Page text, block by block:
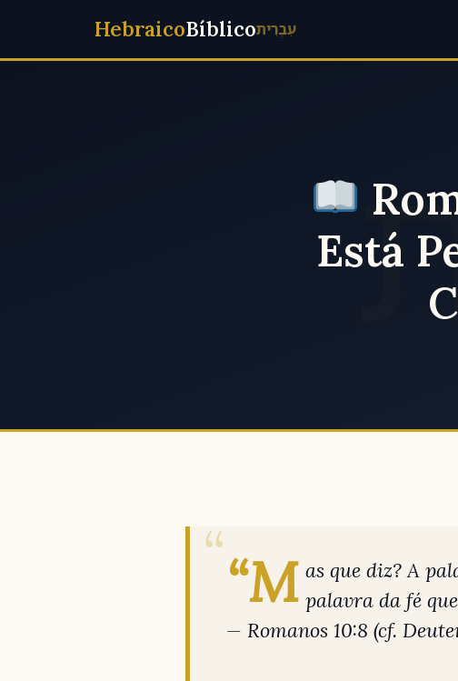
HebraicoBíblicoעִבְרִית
Está
“M as que diz? A
palavra da fé
— Romanos 10:8 (cf.